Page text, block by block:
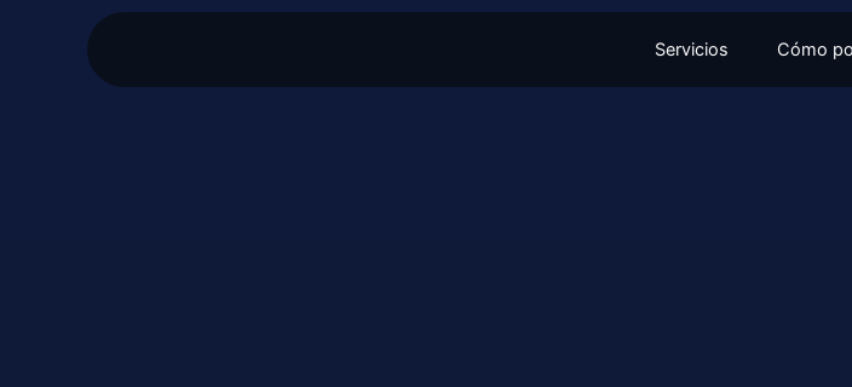
Servicios Cómo